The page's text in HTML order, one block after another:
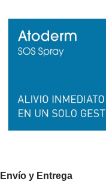
Envío y Entrega